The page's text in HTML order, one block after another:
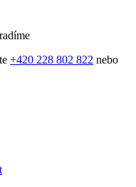
+420 228 802 822 nebo